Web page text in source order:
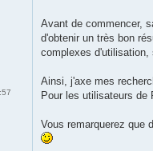
Avant de commencer,
d'obtenir un très bon
complexes
Ainsi, j'axe mes
Pour les utilisateurs de
Vous remarquerez que